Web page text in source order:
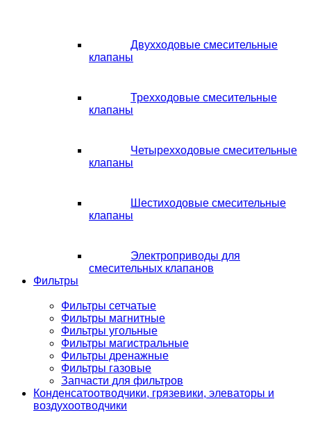
Двухходовые смесительные
клапаны
Трехходовые смесительные
клапаны
Четырехходовые смесительные
клапаны
Шестиходовые смесительные
клапаны
Электроприводы для
смесительных клапанов
Фильтры
Фильтры сетчатые
Фильтры магнитные
Фильтры угольные
Фильтры магистральные
Фильтры дренажные
Фильтры газовые
Запчасти для фильтров
Конденсатоотводчики, грязевики, элеваторы и
воздухоотводчики